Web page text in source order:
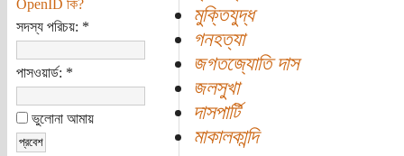
OpenID কি?
সদস্য পরিচয়: *
পাসওয়ার্ড: *
ভুলোনা আমায়
মুক্তিযুদ্ধ
গনহত্যা
জগতজ্যোতি দাস
জলসুখা
দাসপার্টি
মাকালকান্দি